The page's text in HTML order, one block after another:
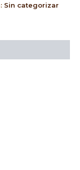
Sin categorizar